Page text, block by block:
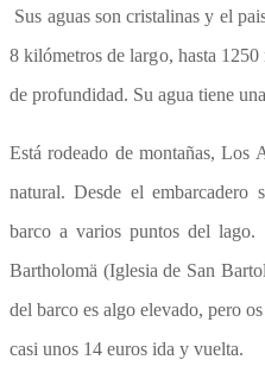
Sus aguas son cristalinas y el
8 kilómetros de largo, hasta
de profundidad. Su agua tiene
Está rodeado de montañas, Los
natural. Desde el embarcadero
barco a varios puntos del
Bartholomä (Iglesia de San
del barco es algo elevado, pero
casi unos 14 euros ida y vuelta.